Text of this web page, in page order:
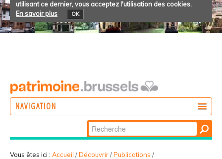
utilisant ce dernier, vous acceptez l'utilisation des cookies.
En savoir plus
OK
NAVIGATION
Chercher par
Recherche
avancée…
Vous êtes ici : Accueil /Découvrir/Publications /